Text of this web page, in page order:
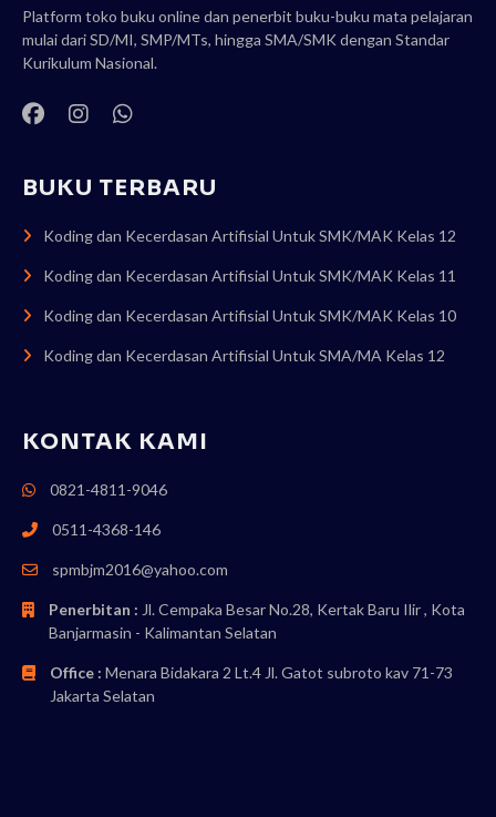
Platform toko buku online dan penerbit buku-buku mata pelajaran
mulai dari SD/MI, SMP/MTs, hingga SMA/SMK dengan Standar
Kurikulum Nasional.
BUKU TERBARU
Koding dan Kecerdasan Artifisial Untuk SMK/MAK Kelas 12
Koding dan Kecerdasan Artifisial Untuk SMK/MAK Kelas 11
Koding dan Kecerdasan Artifisial Untuk SMK/MAK Kelas 10
Koding dan Kecerdasan Artifisial Untuk SMA/MA Kelas 12
KONTAK KAMI
0821-4811-9046
0511-4368-146
spmbjm2016@yahoo.com
Penerbitan : Jl. Cempaka Besar No.28, Kertak Baru Ilir , Kota
Banjarmasin - Kalimantan Selatan
Office : Menara Bidakara 2 Lt.4 Jl. Gatot subroto kav 71-73
Jakarta Selatan